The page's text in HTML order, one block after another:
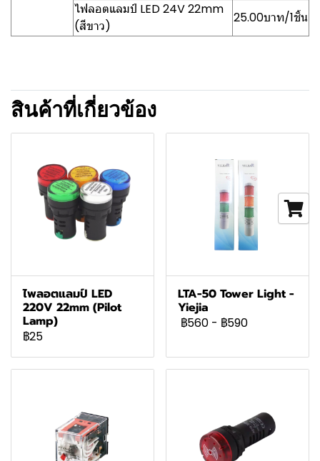
ไฟลอตแลมป์ LED 24V 22mm
(สีขาว)
25.00บาท/1ชิ้น
สินค้าที่เกี่ยวข้อง
ไพลอตแลมป์ LED
220V 22mm (Pilot
Lamp)
฿25
LTA-50 Tower Light -
Yiejia
฿560 - ฿590